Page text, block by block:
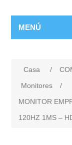
MENÚ
Casa /
Monitores
/
MONITOR
120HZ 1MS –